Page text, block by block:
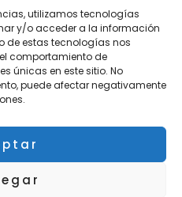
utilizamos tecnologías
y/o acceder a la información
de estas tecnologías nos
comportamiento de
únicas en este sitio. No
puede afectar negativamente